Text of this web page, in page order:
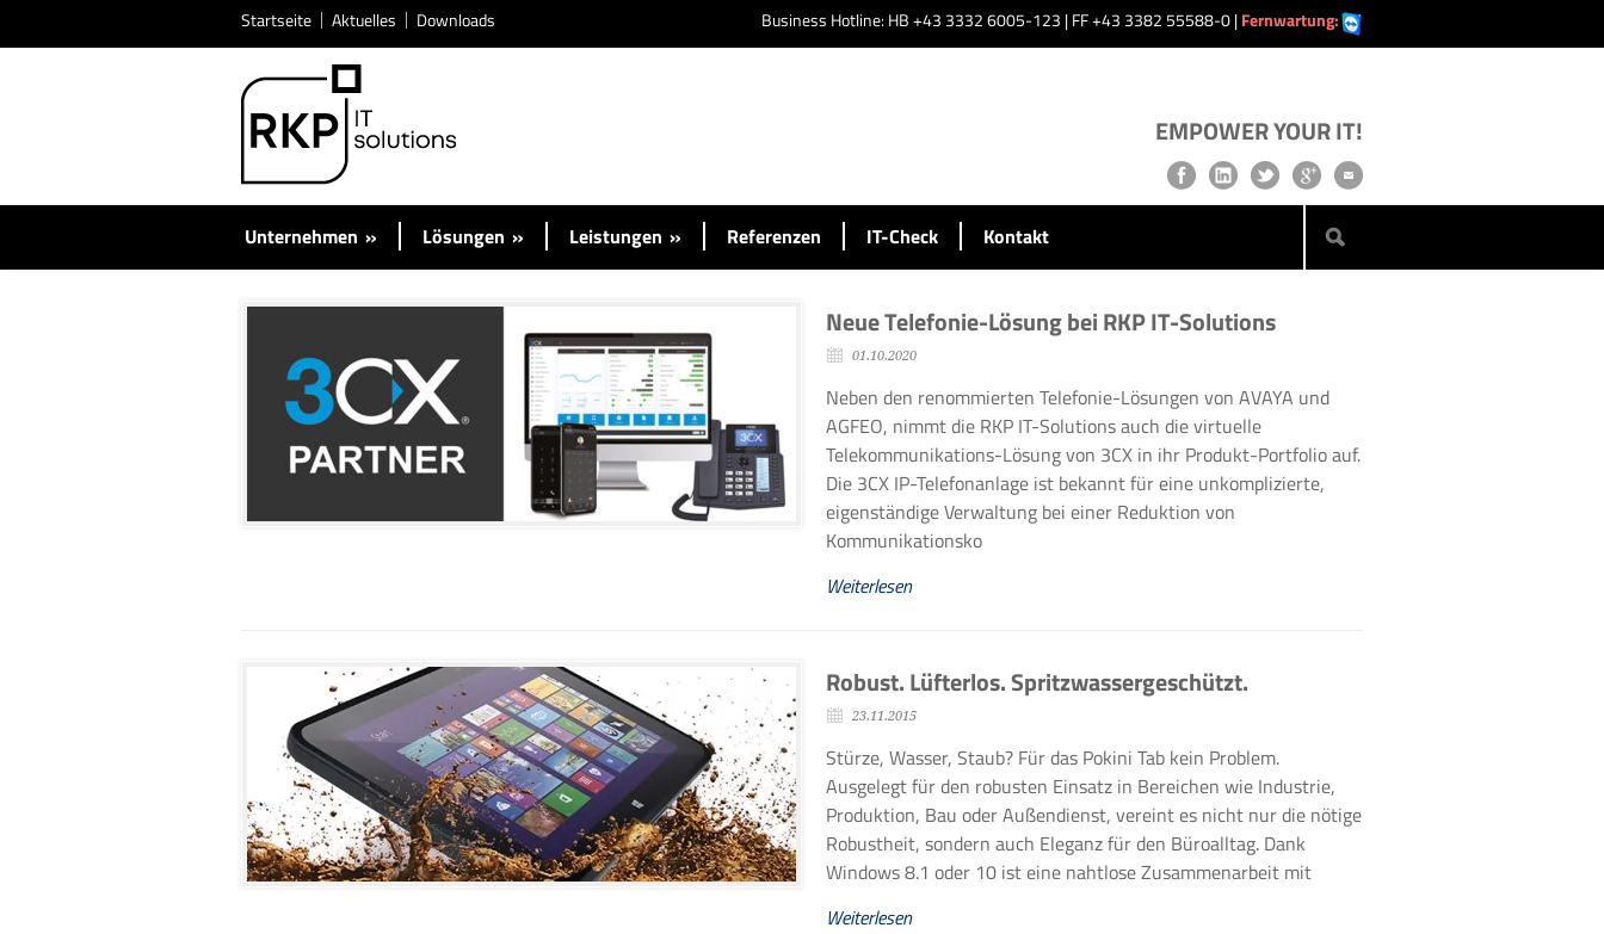
Startseite Aktuelles Downloads Business Hotline: HB +43 3332 6005-123 | FF +43 3382 55588-0 |Fernwartung:
EMPOWER YOUR IT!
Unternehmen » Lösungen » Leistungen » Referenzen IT-Check Kontakt
Neue Telefonie-Lösung bei RKP IT-Solutions
01.10.2020
Neben den renommierten Telefonie-Lösungen von AVAYA und
AGFEO, nimmt die RKP IT-Solutions auch die virtuelle
Telekommunikations-Lösung von 3CX in ihr Produkt-Portfolio auf.
Die 3CX IP-Telefonanlage ist bekannt für eine unkomplizierte,
eigenständige Verwaltung bei einer Reduktion von
Kommunikationsko
Weiterlesen
Robust. Lüfterlos. Spritzwassergeschützt.
23.11.2015
Stürze, Wasser, Staub? Für das Pokini Tab kein Problem.
Ausgelegt für den robusten Einsatz in Bereichen wie Industrie,
Produktion, Bau oder Außendienst, vereint es nicht nur die nötige
Robustheit, sondern auch Eleganz für den Büroalltag. Dank
Windows 8.1 oder 10 ist eine nahtlose Zusammenarbeit mit
Weiterlesen